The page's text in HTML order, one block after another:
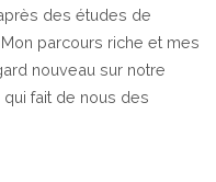
des études de
parcours riche et mes
nouveau sur notre
fait de nous des